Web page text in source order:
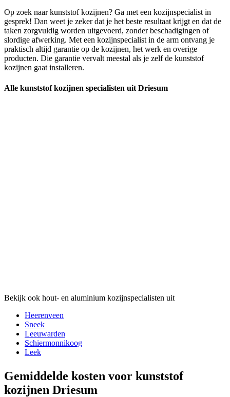
Op zoek naar kunststof kozijnen? Ga met een kozijnspecialist in
gesprek! Dan weet je zeker dat je het beste resultaat krijgt en dat de
taken zorgvuldig worden uitgevoerd, zonder beschadigingen of
slordige afwerking. Met een kozijnspecialist in de arm ontvang je
praktisch altijd garantie op de kozijnen, het werk en overige
producten. Die garantie vervalt meestal als je zelf de kunststof
kozijnen gaat installeren.
Alle kunststof kozijnen specialisten uit Driesum
Bekijk ook hout- en aluminium kozijnspecialisten uit
Heerenveen
Sneek
Leeuwarden
Schiermonnikoog
Leek
Gemiddelde kosten voor kunststof
kozijnen Driesum